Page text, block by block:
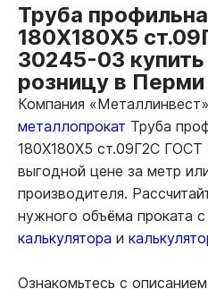
Труба
180Х180Х5
30245-03
розницу в Перми
Компания
металлопрокат Труба
180Х180Х5 ст.09Г2С
выгодной цене за метр
производителя.
нужного объёма проката
калькулятора и
Ознакомьтесь с